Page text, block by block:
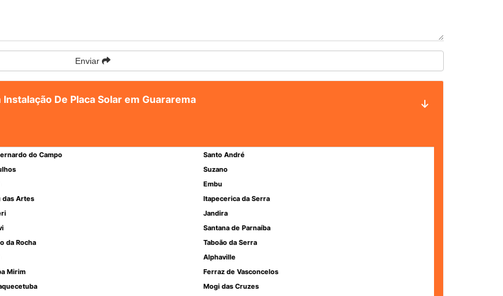
Enviar
De Placa Solar em Guararema
do Campo
Santo André
Suzano
Embu
das Artes
Itapecerica da Serra
Jandira
Santana de Parnaíba
da Rocha
Taboão da Serra
Alphaville
Mirim
Ferraz de Vasconcelos
Mogi das Cruzes